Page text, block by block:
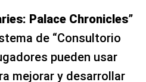
Palace Chronicles”
de “Consultorio
pueden usar
mejorar y desarrollar